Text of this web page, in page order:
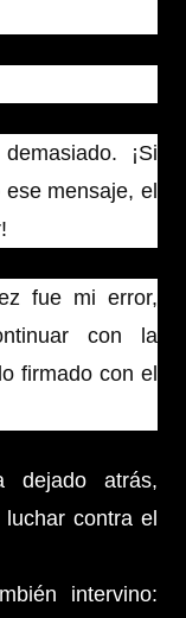
¡Si
mensaje, el
fue mi error,
con la
firmado con el
dejado atrás,
contra el
intervino: